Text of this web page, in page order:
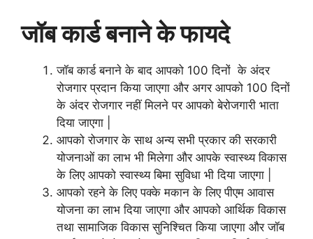
जॉब कार्ड बनाने के फायदे
जॉब कार्ड बनाने के बाद आपको 100 दिनों के अंदर
रोजगार प्रदान किया जाएगा और अगर आपको 100 दिनों
के अंदर रोजगार नहीं मिलने पर आपको बेरोजगारी भाता
दिया जाएगा |
आपको रोजगार के साथ अन्य सभी प्रकार की सरकारी
योजनाओं का लाभ भी मिलेगा और आपके स्वास्थ्य विकास
के लिए आपको स्वास्थ्य बिमा सुविधा भी दिया जाएगा |
आपको रहने के लिए पक्के मकान के लिए पीएम आवास
योजना का लाभ दिया जाएगा और आपको आर्थिक विकास
तथा सामाजिक विकास सुनिश्चित किया जाएगा और जॉब